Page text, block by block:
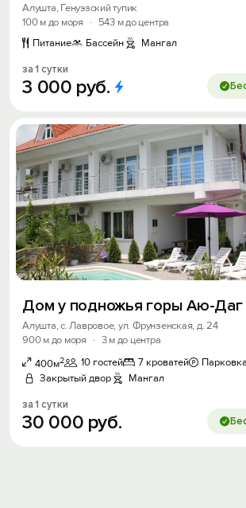
Алушта, Генуэзский тупик
100 м до моря
·
543 м до центра
Питание
Бассейн Мангал
за 1 сутки
3 000 руб.
Дом у подножья горы Аю-Даг
Алушта, с. Лавровое, ул. Фрунзенская, д. 24
900 м до моря
· 3 м до центра
400м2 10 гостей 7 кроватей
Парковка
Закрытый двор
Мангал
за 1 сутки
30 000 руб.